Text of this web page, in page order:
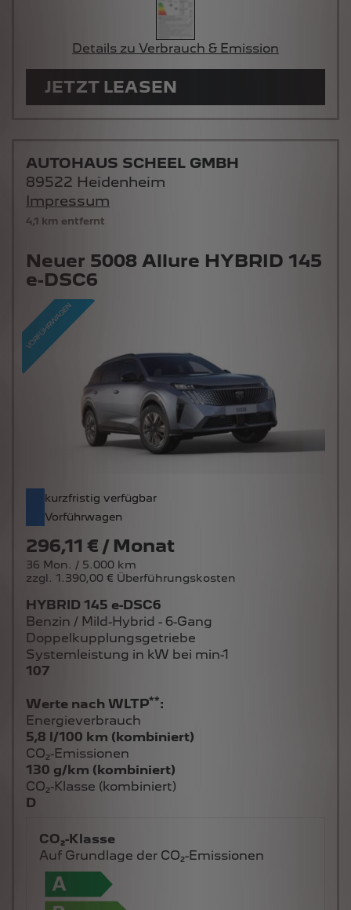
Details zu Verbrauch & Emission
JETZT LEASEN
4,1 km entfernt
Neuer 5008 Allure HYBRID 145
e-DSC6
kurzfristig verfügbar
Vorführwagen
296,11 € / Monat
36 Mon. / 5.000 km
zzgl. 1.390,00 € Überführungskosten
AUTOHAUS SCHEEL GMBH
89522 Heidenheim
Impressum
HYBRID 145 e-DSC6
Benzin / Mild-Hybrid - 6-Gang
Doppelkupplungsgetriebe
Systemleistung in kW bei min-1
107
Werte nach WLTP**:
Energieverbrauch
5,8 l/100 km (kombiniert)
CO₂-Emissionen
130 g/km (kombiniert)
CO₂-Klasse (kombiniert)
D
CO₂-Klasse
Auf Grundlage der CO₂-Emissionen